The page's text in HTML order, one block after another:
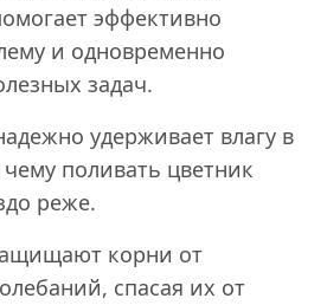
эффективно
и одновременно
задач.
удерживает влагу в
поливать цветник
реже.
корни от
спасая их от